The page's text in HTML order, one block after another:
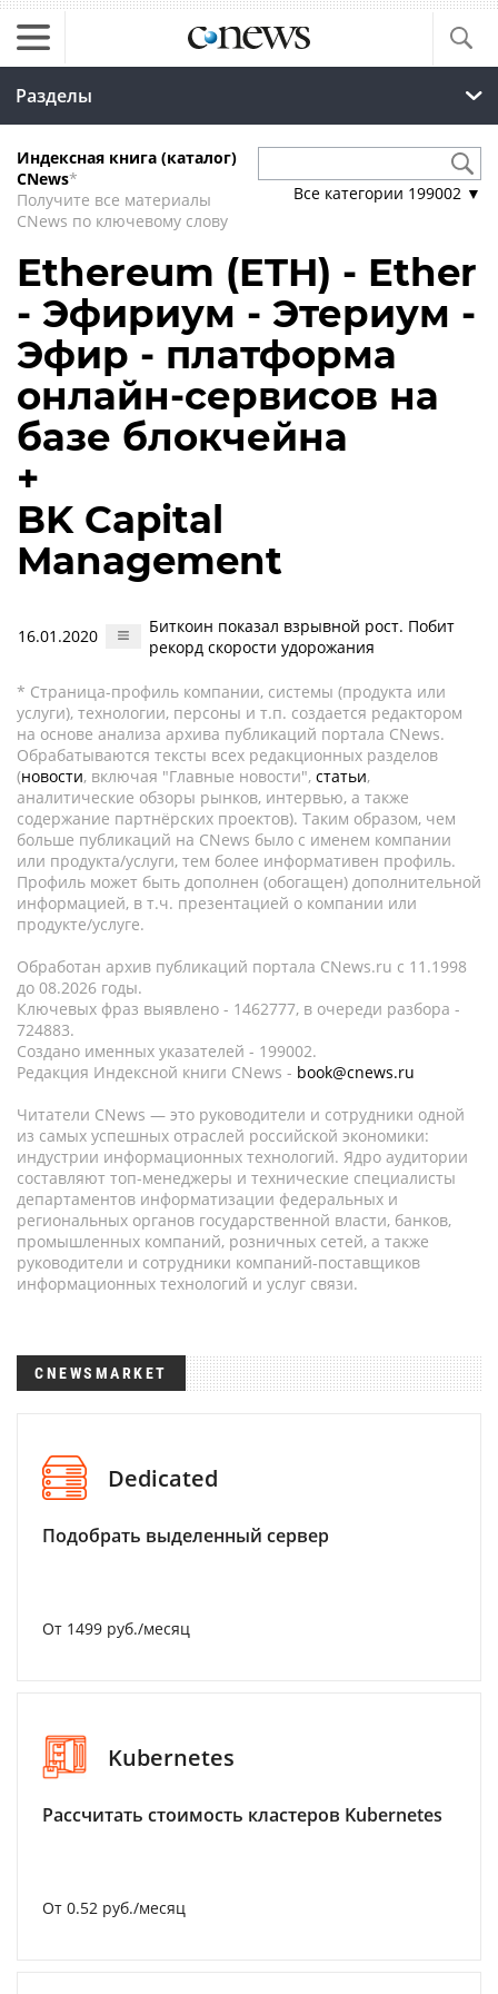
Разделы
Индексная книга (каталог)
CNews*
Получите все материалы
CNews по ключевому слову
Все категории 199002 ▼
Ethereum (ETH) - Ether
- Эфириум - Этериум -
Эфир - платформа
онлайн-сервисов на
базе блокчейна
+
BK Capital
Management
16.01.2020
Биткоин показал взрывной рост. Побит
рекорд скорости удорожания
* Страница-профиль компании, системы (продукта или
услуги), технологии, персоны и т.п. создается редактором
на основе анализа архива публикаций портала CNews.
Обрабатываются тексты всех редакционных разделов
(новости, включая "Главные новости", статьи,
аналитические обзоры рынков, интервью, а также
содержание партнёрских проектов). Таким образом, чем
больше публикаций на CNews было с именем компании
или продукта/услуги, тем более информативен профиль.
Профиль может быть дополнен (обогащен) дополнительной
информацией, в т.ч. презентацией о компании или
продукте/услуге.
Обработан архив публикаций портала CNews.ru c 11.1998
до 08.2026 годы.
Ключевых фраз выявлено - 1462777, в очереди разбора -
724883.
Создано именных указателей - 199002.
Редакция Индексной книги CNews - book@cnews.ru
Читатели CNews — это руководители и сотрудники одной
из самых успешных отраслей российской экономики:
индустрии информационных технологий. Ядро аудитории
составляют топ-менеджеры и технические специалисты
департаментов информатизации федеральных и
региональных органов государственной власти, банков,
промышленных компаний, розничных сетей, а также
руководители и сотрудники компаний-поставщиков
информационных технологий и услуг связи.
CNEWSMARKET
Dedicated
Подобрать выделенный сервер
От 1499 руб./месяц
Kubernetes
Рассчитать стоимость кластеров Kubernetes
От 0.52 руб./месяц